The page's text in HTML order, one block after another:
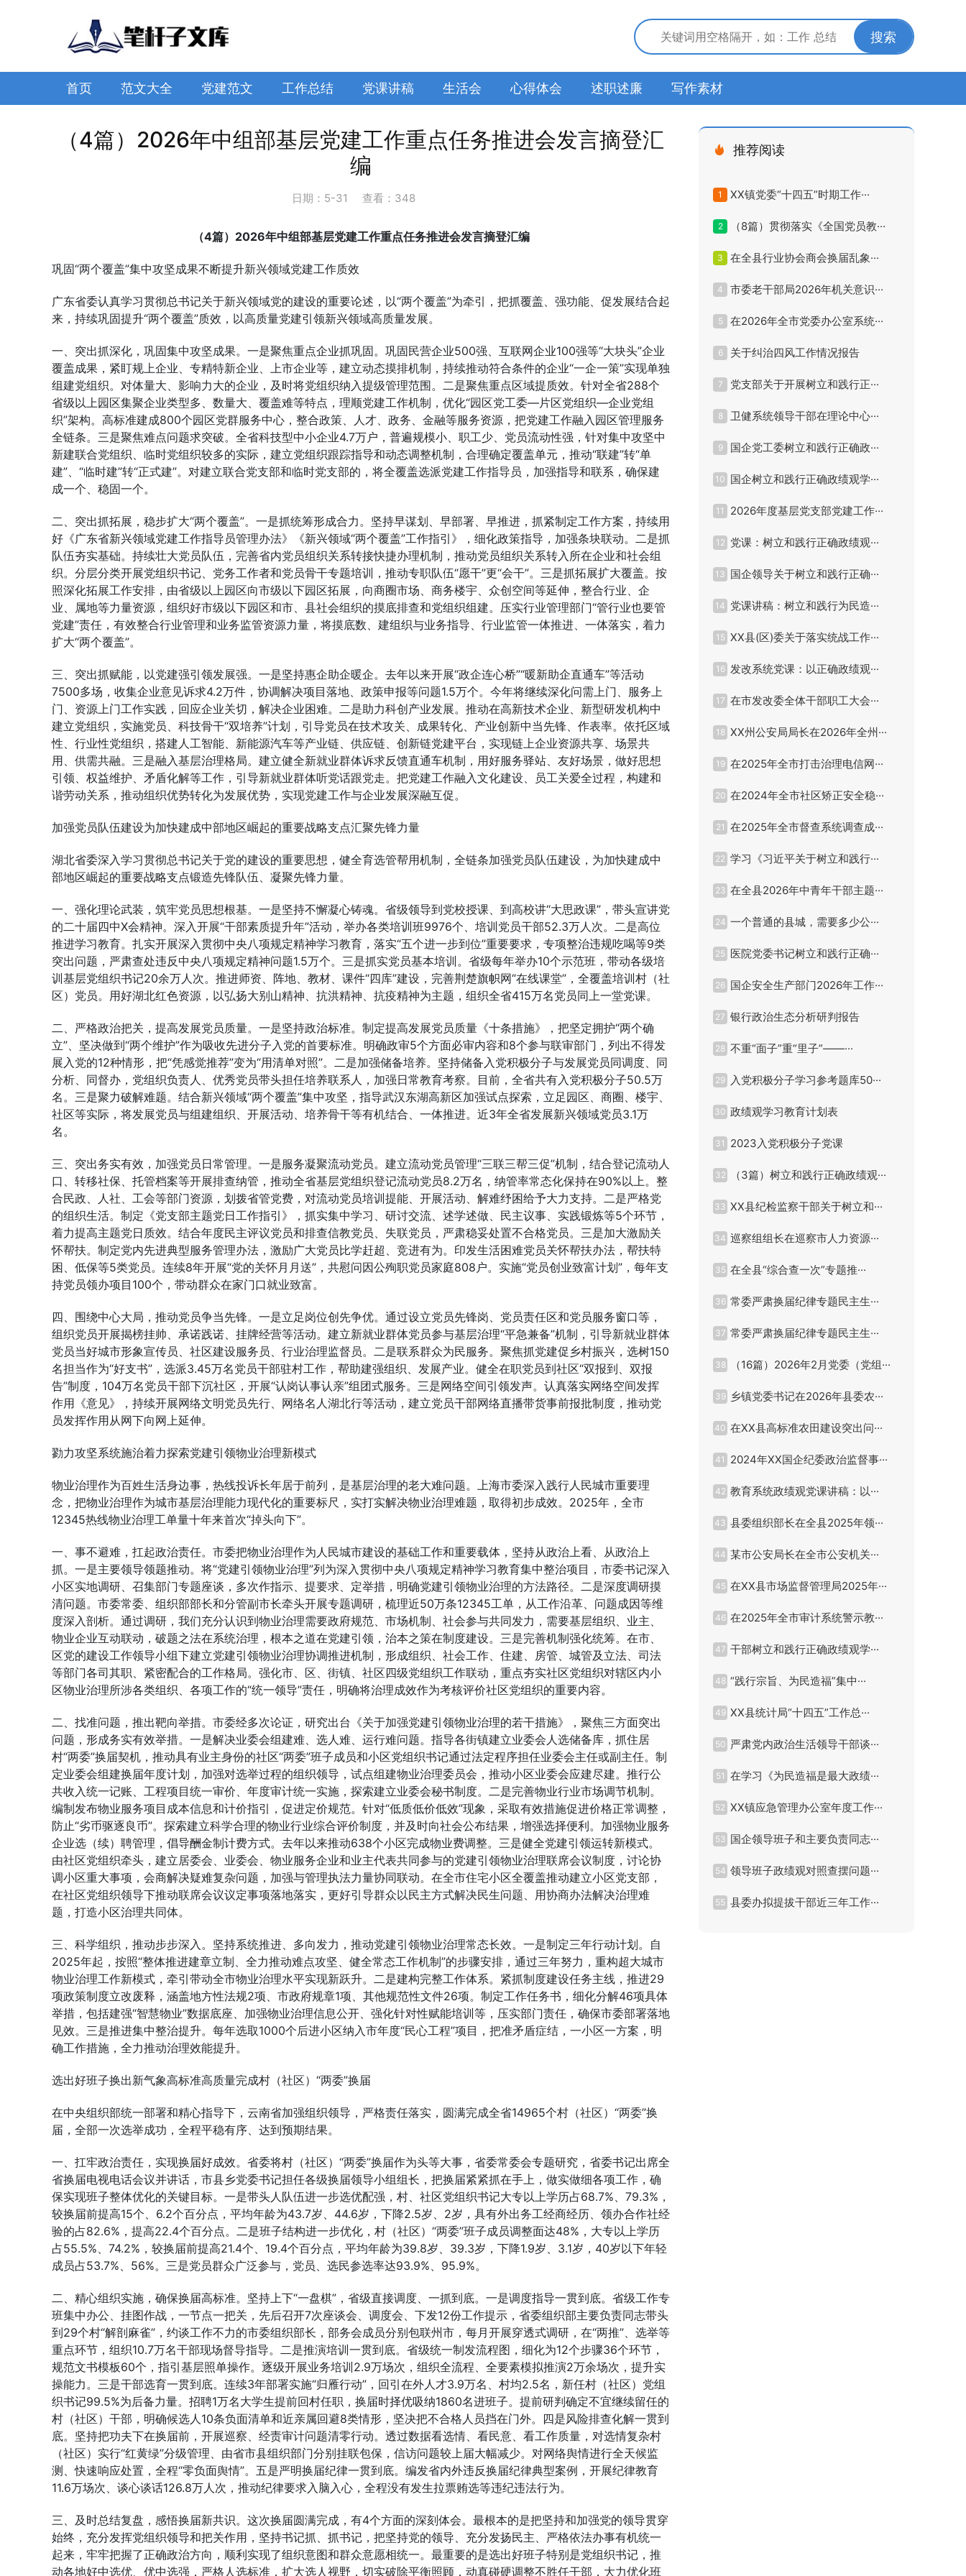
搜索
首页 范文大全 党建范文 工作总结 党课讲稿 生活会 心得体会 述职述廉 写作素材
（4篇）2026年中组部基层党建工作重点任务推进会发言摘登汇
编
日期： 5-31 查看：348
（4篇）2026年中组部基层党建工作重点任务推进会发言摘登汇编
巩固“两个覆盖”集中攻坚成果不断提升新兴领域党建工作质效
广东省委认真学习贯彻总书记关于新兴领域党的建设的重要论述，以“两个覆盖”为牵引，把抓覆盖、强功能、促发展结合起
来，持续巩固提升“两个覆盖”质效，以高质量党建引领新兴领域高质量发展。
一、突出抓深化，巩固集中攻坚成果。一是聚焦重点企业抓巩固。巩固民营企业500强、互联网企业100强等“大块头”企业
覆盖成果，紧盯规上企业、专精特新企业、上市企业等，建立动态摸排机制，持续推动符合条件的企业“一企一策”实现单独
组建党组织。对体量大、影响力大的企业，及时将党组织纳入提级管理范围。二是聚焦重点区域提质效。针对全省288个
省级以上园区集聚企业类型多、数量大、覆盖难等特点，理顺党建工作机制，优化“园区党工委—片区党组织—企业党组
织”架构。高标准建成800个园区党群服务中心，整合政策、人才、政务、金融等服务资源，把党建工作融入园区管理服务
全链条。三是聚焦难点问题求突破。全省科技型中小企业4.7万户，普遍规模小、职工少、党员流动性强，针对集中攻坚中
新建联合党组织、临时党组织较多的实际，建立党组织跟踪指导和动态调整机制，合理确定覆盖单元，推动“联建”转“单
建”、“临时建”转“正式建”。对建立联合党支部和临时党支部的，将全覆盖选派党建工作指导员，加强指导和联系，确保建
成一个、稳固一个。
二、突出抓拓展，稳步扩大“两个覆盖”。一是抓统筹形成合力。坚持早谋划、早部署、早推进，抓紧制定工作方案，持续用
好《广东省新兴领域党建工作指导员管理办法》《新兴领域“两个覆盖”工作指引》，细化政策指导，加强条块联动。二是抓
队伍夯实基础。持续壮大党员队伍，完善省内党员组织关系转接快捷办理机制，推动党员组织关系转入所在企业和社会组
织。分层分类开展党组织书记、党务工作者和党员骨干专题培训，推动专职队伍“愿干”更“会干”。三是抓拓展扩大覆盖。按
照深化拓展工作安排，由省级以上园区向市级以下园区拓展，向商圈市场、商务楼宇、众创空间等延伸，整合行业、企
业、属地等力量资源，组织好市级以下园区和市、县社会组织的摸底排查和党组织组建。压实行业管理部门“管行业也要管
党建”责任，有效整合行业管理和业务监管资源力量，将摸底数、建组织与业务指导、行业监管一体推进、一体落实，着力
扩大“两个覆盖”。
三、突出抓赋能，以党建强引领发展强。一是坚持惠企助企暖企。去年以来开展“政企连心桥”“暖新助企直通车”等活动
7500多场，收集企业意见诉求4.2万件，协调解决项目落地、政策申报等问题1.5万个。今年将继续深化问需上门、服务上
门、资源上门工作实践，回应企业关切，解决企业困难。二是助力科创产业发展。推动在高新技术企业、新型研发机构中
建立党组织，实施党员、科技骨干“双培养”计划，引导党员在技术攻关、成果转化、产业创新中当先锋、作表率。依托区域
性、行业性党组织，搭建人工智能、新能源汽车等产业链、供应链、创新链党建平台，实现链上企业资源共享、场景共
用、供需共融。三是融入基层治理格局。建立健全新就业群体诉求反馈直通车机制，用好服务驿站、友好场景，做好思想
引领、权益维护、矛盾化解等工作，引导新就业群体听党话跟党走。把党建工作融入文化建设、员工关爱全过程，构建和
谐劳动关系，推动组织优势转化为发展优势，实现党建工作与企业发展深融互促。
加强党员队伍建设为加快建成中部地区崛起的重要战略支点汇聚先锋力量
湖北省委深入学习贯彻总书记关于党的建设的重要思想，健全育选管帮用机制，全链条加强党员队伍建设，为加快建成中
部地区崛起的重要战略支点锻造先锋队伍、凝聚先锋力量。
一、强化理论武装，筑牢党员思想根基。一是坚持不懈凝心铸魂。省级领导到党校授课、到高校讲“大思政课”，带头宣讲党
的二十届四中X会精神。深入开展“干部素质提升年”活动，举办各类培训班9976个、培训党员干部52.3万人次。二是高位
推进学习教育。扎实开展深入贯彻中央八项规定精神学习教育，落实“五个进一步到位”重要要求，专项整治违规吃喝等9类
突出问题，严肃查处违反中央八项规定精神问题1.5万个。三是抓实党员基本培训。省级每年举办10个示范班，带动各级培
训基层党组织书记20余万人次。推进师资、阵地、教材、课件“四库”建设，完善荆楚旗帜网“在线课堂”，全覆盖培训村（社
区）党员。用好湖北红色资源，以弘扬大别山精神、抗洪精神、抗疫精神为主题，组织全省415万名党员同上一堂党课。
二、严格政治把关，提高发展党员质量。一是坚持政治标准。制定提高发展党员质量《十条措施》，把坚定拥护“两个确
立”、坚决做到“两个维护”作为吸收先进分子入党的首要标准。明确政审5个方面必审内容和8个参与联审部门，列出不得发
展入党的12种情形，把“凭感觉推荐”变为“用清单对照”。二是加强储备培养。坚持储备入党积极分子与发展党员同调度、同
分析、同督办，党组织负责人、优秀党员带头担任培养联系人，加强日常教育考察。目前，全省共有入党积极分子50.5万
名。三是聚力破解难题。结合新兴领域“两个覆盖”集中攻坚，指导武汉东湖高新区加强试点探索，立足园区、商圈、楼宇、
社区等实际，将发展党员与组建组织、开展活动、培养骨干等有机结合、一体推进。近3年全省发展新兴领域党员3.1万
名。
三、突出务实有效，加强党员日常管理。一是服务凝聚流动党员。建立流动党员管理“三联三帮三促”机制，结合登记流动人
口、转移社保、托管档案等开展排查纳管，推动全省基层党组织登记流动党员8.2万名，纳管率常态化保持在90%以上。整
合民政、人社、工会等部门资源，划拨省管党费，对流动党员培训提能、开展活动、解难纾困给予大力支持。二是严格党
的组织生活。制定《党支部主题党日工作指引》，抓实集中学习、研讨交流、述学述做、民主议事、实践锻炼等5个环节，
着力提高主题党日质效。结合年度民主评议党员和排查信教党员、失联党员，严肃稳妥处置不合格党员。三是加大激励关
怀帮扶。制定党内先进典型服务管理办法，激励广大党员比学赶超、竞进有为。印发生活困难党员关怀帮扶办法，帮扶特
困、低保等5类党员。连续8年开展“党的关怀月月送”，共慰问因公殉职党员家庭808户。实施“党员创业致富计划”，每年支
持党员领办项目100个，带动群众在家门口就业致富。
四、围绕中心大局，推动党员争当先锋。一是立足岗位创先争优。通过设立党员先锋岗、党员责任区和党员服务窗口等，
组织党员开展揭榜挂帅、承诺践诺、挂牌经营等活动。建立新就业群体党员参与基层治理“平急兼备”机制，引导新就业群体
党员当好城市形象宣传员、社区建设服务员、行业治理监督员。二是联系群众为民服务。聚焦抓党建促乡村振兴，选树150
名担当作为“好支书”，选派3.45万名党员干部驻村工作，帮助建强组织、发展产业。健全在职党员到社区“双报到、双报
告”制度，104万名党员干部下沉社区，开展“认岗认事认亲”组团式服务。三是网络空间引领发声。认真落实网络空间发挥
作用《意见》，持续开展网络文明党员先行、网络名人湖北行等活动，建立党员干部网络直播带货事前报批制度，推动党
员发挥作用从网下向网上延伸。
勠力攻坚系统施治着力探索党建引领物业治理新模式
物业治理作为百姓生活身边事，热线投诉长年居于前列，是基层治理的老大难问题。上海市委深入践行人民城市重要理
念，把物业治理作为城市基层治理能力现代化的重要标尺，实打实解决物业治理难题，取得初步成效。2025年，全市
12345热线物业治理工单量十年来首次“掉头向下”。
一、事不避难，扛起政治责任。市委把物业治理作为人民城市建设的基础工作和重要载体，坚持从政治上看、从政治上
抓。一是主要领导领题推动。将“党建引领物业治理”列为深入贯彻中央八项规定精神学习教育集中整治项目，市委书记深入
小区实地调研、召集部门专题座谈，多次作指示、提要求、定举措，明确党建引领物业治理的方法路径。二是深度调研摸
清问题。市委常委、组织部部长和分管副市长牵头开展专题调研，梳理近50万条12345工单，从工作沿革、问题成因等维
度深入剖析。通过调研，我们充分认识到物业治理需要政府规范、市场机制、社会参与共同发力，需要基层组织、业主、
物业企业互动联动，破题之法在系统治理，根本之道在党建引领，治本之策在制度建设。三是完善机制强化统筹。在市、
区党的建设工作领导小组下建立党建引领物业治理协调推进机制，形成组织、社会工作、住建、房管、城管及立法、司法
等部门各司其职、紧密配合的工作格局。强化市、区、街镇、社区四级党组织工作联动，重点夯实社区党组织对辖区内小
区物业治理所涉各类组织、各项工作的“统一领导”责任，明确将治理成效作为考核评价社区党组织的重要内容。
二、找准问题，推出靶向举措。市委经多次论证，研究出台《关于加强党建引领物业治理的若干措施》，聚焦三方面突出
问题，形成务实有效举措。一是解决业委会组建难、选人难、运行难问题。指导各街镇建立业委会人选储备库，抓住居
村“两委”换届契机，推动具有业主身份的社区“两委”班子成员和小区党组织书记通过法定程序担任业委会主任或副主任。制
定业委会组建换届年度计划，加强对选举过程的组织领导，试点组建物业治理委员会，推动小区业委会应建尽建。推行公
共收入统一记账、工程项目统一审价、年度审计统一实施，探索建立业委会秘书制度。二是完善物业行业市场调节机制。
编制发布物业服务项目成本信息和计价指引，促进定价规范。针对“低质低价低效”现象，采取有效措施促进价格正常调整，
防止“劣币驱逐良币”。探索建立科学合理的物业行业综合评价制度，并及时向社会公布结果，增强选择便利。加强物业服务
企业选（续）聘管理，倡导酬金制计费方式。去年以来推动638个小区完成物业费调整。三是健全党建引领运转新模式。
由社区党组织牵头，建立居委会、业委会、物业服务企业和业主代表共同参与的党建引领物业治理联席会议制度，讨论协
调小区重大事项，会商解决疑难复杂问题，加强与管理执法力量协同联动。在全市住宅小区全覆盖推动建立小区党支部，
在社区党组织领导下推动联席会议议定事项落地落实，更好引导群众以民主方式解决民生问题、用协商办法解决治理难
题，打造小区治理共同体。
三、科学组织，推动步步深入。坚持系统推进、多向发力，推动党建引领物业治理常态长效。一是制定三年行动计划。自
2025年起，按照“整体推进建章立制、全力推动难点攻坚、健全常态工作机制”的步骤安排，通过三年努力，重构超大城市
物业治理工作新模式，牵引带动全市物业治理水平实现新跃升。二是建构完整工作体系。紧抓制度建设任务主线，推进29
项政策制度立改废释，涵盖地方性法规2项、市政府规章1项、其他规范性文件26项。制定工作任务书，细化分解46项具体
举措，包括建强“智慧物业”数据底座、加强物业治理信息公开、强化针对性赋能培训等，压实部门责任，确保市委部署落地
见效。三是推进集中整治提升。每年选取1000个后进小区纳入市年度“民心工程”项目，把准矛盾症结，一小区一方案，明
确工作措施，全力推动治理效能提升。
选出好班子换出新气象高标准高质量完成村（社区）“两委”换届
在中央组织部统一部署和精心指导下，云南省加强组织领导，严格责任落实，圆满完成全省14965个村（社区）“两委”换
届，全部一次选举成功，全程平稳有序、达到预期结果。
一、扛牢政治责任，实现换届好成效。省委将村（社区）“两委”换届作为头等大事，省委常委会专题研究，省委书记出席全
省换届电视电话会议并讲话，市县乡党委书记担任各级换届领导小组组长，把换届紧紧抓在手上，做实做细各项工作，确
保实现班子整体优化的关键目标。一是带头人队伍进一步选优配强，村、社区党组织书记大专以上学历占68.7%、79.3%，
较换届前提高15个、6.2个百分点，平均年龄为43.7岁、44.6岁，下降2.5岁、2岁，具有外出务工经商经历、领办合作社经
验的占82.6%，提高22.4个百分点。二是班子结构进一步优化，村（社区）“两委”班子成员调整面达48%，大专以上学历
占55.5%、74.2%，较换届前提高21.4个、19.4个百分点，平均年龄为39.8岁、39.3岁，下降1.9岁、3.1岁，40岁以下年轻
成员占53.7%、56%。三是党员群众广泛参与，党员、选民参选率达93.9%、95.9%。
二、精心组织实施，确保换届高标准。坚持上下“一盘棋”，省级直接调度、一抓到底。一是调度指导一贯到底。省级工作专
班集中办公、挂图作战，一节点一把关，先后召开7次座谈会、调度会、下发12份工作提示，省委组织部主要负责同志带头
到29个村“解剖麻雀”，约谈工作不力的市委组织部长，部务会成员分别包联州市，每月开展穿透式调研，在“两推”、选举等
重点环节，组织10.7万名干部现场督导指导。二是推演培训一贯到底。省级统一制发流程图，细化为12个步骤36个环节，
规范文书模板60个，指引基层照单操作。逐级开展业务培训2.9万场次，组织全流程、全要素模拟推演2万余场次，提升实
操能力。三是干部选育一贯到底。连续3年部署实施“归雁行动”，回引在外人才3.9万名、村均2.5名，新任村（社区）党组
织书记99.5%为后备力量。招聘1万名大学生提前回村任职，换届时择优吸纳1860名进班子。提前研判确定不宜继续留任的
村（社区）干部，明确候选人10条负面清单和近亲属回避8类情形，坚决把不合格人员挡在门外。四是风险排查化解一贯到
底。坚持把功夫下在换届前，开展巡察、经责审计问题清零行动。透过数据看选情、看民意、看工作质量，对选情复杂村
（社区）实行“红黄绿”分级管理、由省市县组织部门分别挂联包保，信访问题较上届大幅减少。对网络舆情进行全天候监
测、快速响应处置，全程“零负面舆情”。五是严明换届纪律一贯到底。编发省内外违反换届纪律典型案例，开展纪律教育
11.6万场次、谈心谈话126.8万人次，推动纪律要求入脑入心，全程没有发生拉票贿选等违纪违法行为。
三、及时总结复盘，感悟换届新共识。这次换届圆满完成，有4个方面的深刻体会。最根本的是把坚持和加强党的领导贯穿
始终，充分发挥党组织领导和把关作用，坚持书记抓、抓书记，把坚持党的领导、充分发扬民主、严格依法办事有机统一
起来，牢牢把握了正确政治方向，顺利实现了组织意图和群众意愿相统一。最重要的是选出好班子特别是党组织书记，推
动各地好中选优、优中选强，严格人选标准，扩大选人视野，切实破除平衡照顾，动真碰硬调整不胜任干部，大力优化班
推荐阅读
1 XX镇党委“十四五”时期工作···
2 （8篇）贯彻落实《全国党员教···
3 在全县行业协会商会换届乱象···
4 市委老干部局2026年机关意识···
5 在2026年全市党委办公室系统···
6 关于纠治四风工作情况报告
7 党支部关于开展树立和践行正···
8 卫健系统领导干部在理论中心···
9 国企党工委树立和践行正确政···
10 国企树立和践行正确政绩观学···
11 2026年度基层党支部党建工作···
12 党课：树立和践行正确政绩观···
13 国企领导关于树立和践行正确···
14 党课讲稿：树立和践行为民造···
15 XX县(区)委关于落实统战工作···
16 发改系统党课：以正确政绩观···
17 在市发改委全体干部职工大会···
18 XX州公安局局长在2026年全州···
19 在2025年全市打击治理电信网···
20 在2024年全市社区矫正安全稳···
21 在2025年全市督查系统调查成···
22 学习《习近平关于树立和践行···
23 在全县2026年中青年干部主题···
24 一个普通的县城，需要多少公···
25 医院党委书记树立和践行正确···
26 国企安全生产部门2026年工作···
27 银行政治生态分析研判报告
28 不重“面子”重“里子”——···
29 入党积极分子学习参考题库50···
30 政绩观学习教育计划表
31 2023入党积极分子党课
32 （3篇）树立和践行正确政绩观···
33 XX县纪检监察干部关于树立和···
34 巡察组组长在巡察市人力资源···
35 在全县“综合查一次”专题推···
36 常委严肃换届纪律专题民主生···
37 常委严肃换届纪律专题民主生···
38 （16篇）2026年2月党委（党组···
39 乡镇党委书记在2026年县委农···
40 在XX县高标准农田建设突出问···
41 2024年XX国企纪委政治监督事···
42 教育系统政绩观党课讲稿：以···
43 县委组织部长在全县2025年领···
44 某市公安局长在全市公安机关···
45 在XX县市场监督管理局2025年···
46 在2025年全市审计系统警示教···
47 干部树立和践行正确政绩观学···
48 “践行宗旨、为民造福”集中···
49 XX县统计局“十四五”工作总···
50 严肃党内政治生活领导干部谈···
51 在学习《为民造福是最大政绩···
52 XX镇应急管理办公室年度工作···
53 国企领导班子和主要负责同志···
54 领导班子政绩观对照查摆问题···
55 县委办拟提拔干部近三年工作···